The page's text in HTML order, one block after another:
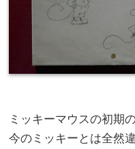
ミッキーマウスの初期
今のミッキーとは全然